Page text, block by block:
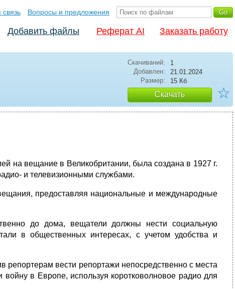
Вопросы и предложения
Добавить файлы Реферат AI Заказать работу
Скачиваний:
1
Добавлен:
21.01.2024
Размер:
15 Кб
Скачать ☆
на вещание в Великобритании, была создана в 1927 г.
и телевизионными службами.
предоставляя национальные и международные
до дома, вещатели должны нести социальную
в общественных интересах, с учетом удобства и
репортерам вести репортажи непосредственно с места
в Европе, используя коротковолновое радио для